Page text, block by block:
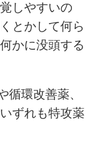
しやすいの
とかして何ら
かに没頭する
循環改善薬、
ずれも特攻薬